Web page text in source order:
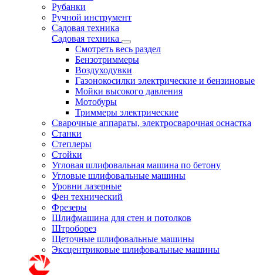
Рубанки
Ручной инструмент
Садовая техника
Садовая техника
Смотреть весь раздел
Бензотриммеры
Воздуходувки
Газонокосилки электрические и бензиновые
Мойки высокого давления
Мотобуры
Триммеры электрические
Сварочные аппараты, электросварочная оснастка
Станки
Степлеры
Стойки
Угловая шлифовальная машина по бетону
Угловые шлифовальные машины
Уровни лазерные
Фен технический
Фрезеры
Шлифмашина для стен и потолков
Штроборез
Щеточные шлифовальные машины
Эксцентриковые шлифовальные машины